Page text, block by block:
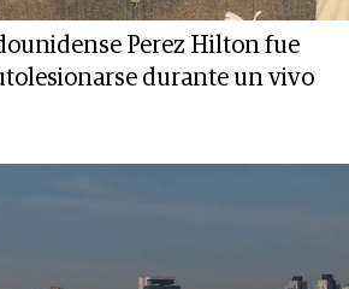
Perez Hilton fue
durante un vivo